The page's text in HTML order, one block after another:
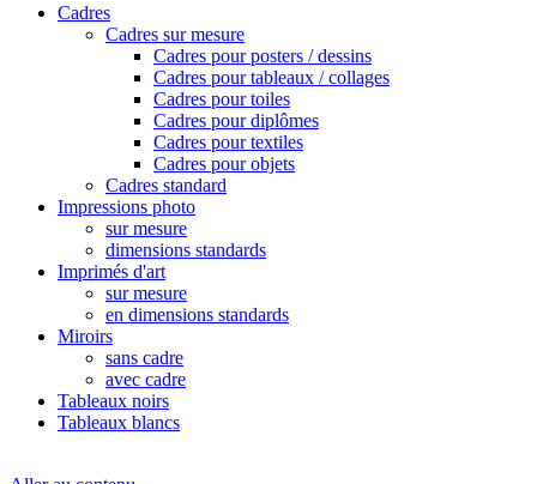
Cadres
Cadres sur mesure
Cadres pour posters / dessins
Cadres pour tableaux / collages
Cadres pour toiles
Cadres pour diplômes
Cadres pour textiles
Cadres pour objets
Cadres standard
Impressions photo
sur mesure
dimensions standards
Imprimés d'art
sur mesure
en dimensions standards
Miroirs
sans cadre
avec cadre
Tableaux noirs
Tableaux blancs